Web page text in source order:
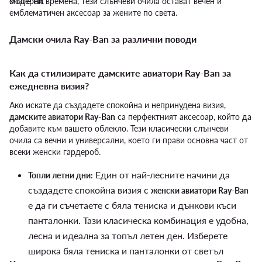
емблематичен аксесоар за жените по света.
Дамски очила Ray-Ban за различни поводи
Как да стилизирате дамските авиатори Ray-Ban за
ежедневна визия?
Ако искате да създадете спокойна и непринудена визия,
дамските авиатори Ray-Ban са перфектният аксесоар, който да
добавите към вашето облекло. Тези класически слънчеви
очила са вечни и универсални, което ги прави основна част от
всеки женски гардероб.
Топли летни дни: Един от най-лесните начини да
създадете спокойна визия с женски авиатори Ray-Ban
е да ги съчетаете с бяла тениска и дънкови къси
панталонки. Тази класическа комбинация е удобна,
лесна и идеална за топъл летен ден. Изберете
широка бяла тениска и панталонки от светъл